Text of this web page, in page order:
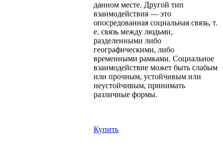
данном месте. Другой тип
взаимодействия — это
опосредованная социальная связь, т.
е. связь между людьми,
разделенными либо
географическими, либо
временными рамками. Социальное
взаимодействие может быть слабым
или прочным, устойчивым или
неустойчивым, принимать
различные формы.
Купить